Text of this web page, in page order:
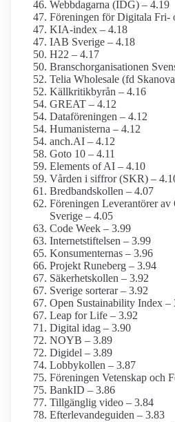
Webbdagarna (IDG) – 4.19
Föreningen för Digitala Fri-
KIA-index – 4.18
IAB Sverige – 4.18
H22 – 4.17
Branschorganisationen
Telia Wholesale (fd
Källkritikbyrån – 4.16
GREAT – 4.12
Dataföreningen – 4.12
Humanisterna – 4.12
anch.AI – 4.12
Goto 10 – 4.11
Elements of AI – 4.10
Vården i siffror (SKR) –
Bredbands­kollen – 4.07
Föreningen Leverantörer av
Sverige – 4.05
Code Week – 3.99
Internet­stiftelsen – 3.99
Konsumenternas – 3.96
Projekt Runeberg – 3.94
Säkerhetskollen – 3.92
Sverige sorterar – 3.92
Open Sustainability Index –
Leap for Life – 3.92
Digital idag – 3.90
NOYB – 3.89
Digidel – 3.89
Lobbykollen – 3.87
Föreningen Vetenskap och
BankID – 3.86
Tillgänglig video – 3.84
Efterlevande­guiden – 3.83